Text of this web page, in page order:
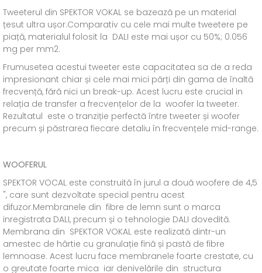
Tweeterul din SPEKTOR VOKAL se bazează pe un material
țesut ultra ușor.Comparativ cu cele mai multe tweetere pe
piață, materialul folosit la DALI este mai ușor cu 50%; 0.056
mg per mm2.
Frumusetea acestui tweeter este capacitatea sa de a reda
impresionant chiar și cele mai mici părți din gama de înaltă
frecvență, fără nici un break-up. Acest lucru este crucial in
relația de transfer a frecvențelor de la woofer la tweeter.
Rezultatul este o tranziție perfectă între tweeter și woofer
precum și păstrarea fiecare detaliu în frecvențele mid-range.
WOOFERUL
SPEKTOR VOCAL este construită în jurul a două woofere de 4,5
", care sunt dezvoltate special pentru acest
difuzor.Membranele din fibre de lemn sunt o marca
inregistrata DALI, precum și o tehnologie DALI dovedită.
Membrana din SPEKTOR VOKAL este realizată dintr-un
amestec de hârtie cu granulație fină și pastă de fibre
lemnoase. Acest lucru face membranele foarte crestate, cu
o greutate foarte mica iar denivelările din structura